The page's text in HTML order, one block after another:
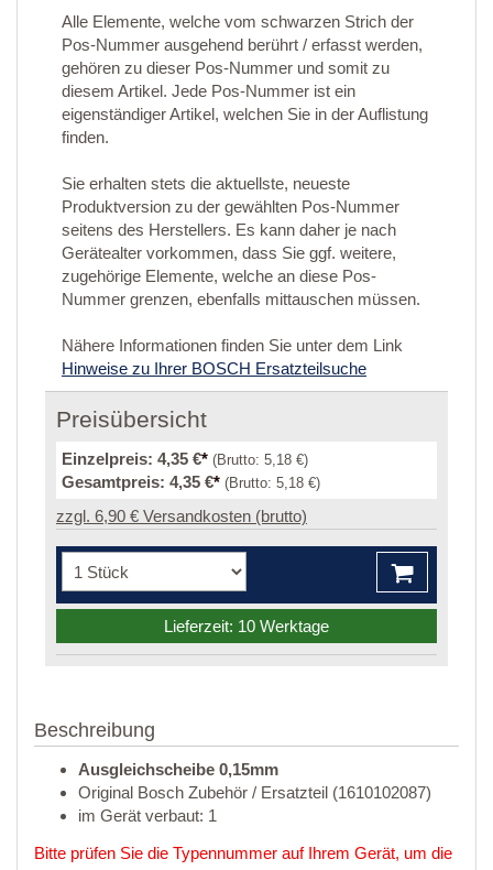
Alle Elemente, welche vom schwarzen Strich der
Pos-Nummer ausgehend berührt / erfasst werden,
gehören zu dieser Pos-Nummer und somit zu
diesem Artikel. Jede Pos-Nummer ist ein
eigenständiger Artikel, welchen Sie in der Auflistung
finden.
Sie erhalten stets die aktuellste, neueste
Produktversion zu der gewählten Pos-Nummer
seitens des Herstellers. Es kann daher je nach
Gerätealter vorkommen, dass Sie ggf. weitere,
zugehörige Elemente, welche an diese Pos-
Nummer grenzen, ebenfalls mittauschen müssen.
Nähere Informationen finden Sie unter dem Link
Hinweise zu Ihrer BOSCH Ersatzteilsuche
Preisübersicht
Einzelpreis: 4,35 €* (Brutto: 5,18 €)
Gesamtpreis: 4,35 €* (Brutto: 5,18 €)
zzgl. 6,90 € Versandkosten (brutto)
Lieferzeit: 10 Werktage
Beschreibung
Ausgleichscheibe 0,15mm
Original Bosch Zubehör / Ersatzteil (1610102087)
im Gerät verbaut: 1
Bitte prüfen Sie die Typennummer auf Ihrem Gerät, um die